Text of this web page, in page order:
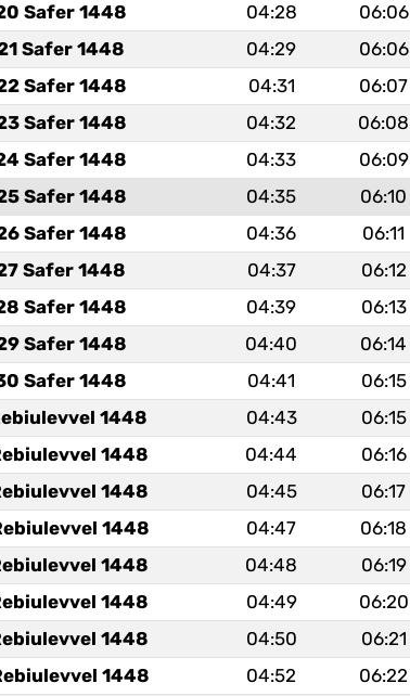
Safer 1448 04:28 06:06
Safer 1448 04:29 06:06
Safer 1448 04:31 06:07
Safer 1448 04:32 06:08
Safer 1448 04:33 06:09
Safer 1448 04:35 06:10
Safer 1448 04:36 06:11
Safer 1448 04:37 06:12
Safer 1448 04:39 06:13
Safer 1448 04:40 06:14
Safer 1448 04:41 06:15
1448 04:43 06:15
1448 04:44 06:16
1448 04:45 06:17
1448 04:47 06:18
1448 04:48 06:19
1448 04:49 06:20
1448 04:50 06:21
1448 04:52 06:22